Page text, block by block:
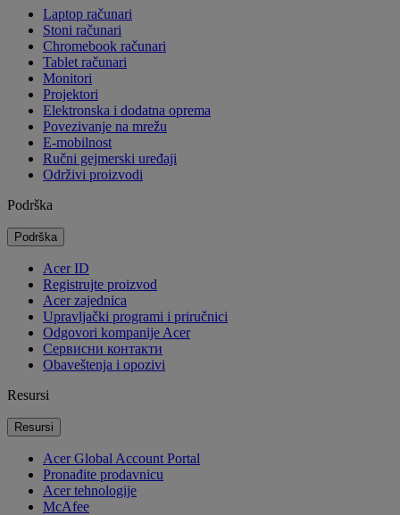
Laptop računari
Stoni računari
Chromebook računari
Tablet računari
Monitori
Projektori
Elektronska i dodatna oprema
Povezivanje na mrežu
E-mobilnost
Ručni gejmerski uređaji
Održivi proizvodi
Podrška
Podrška
Acer ID
Registrujte proizvod
Acer zajednica
Upravljački programi i priručnici
Odgovori kompanije Acer
Cервисни контакти
Obaveštenja i opozivi
Resursi
Resursi
Acer Global Account Portal
Pronađite prodavnicu
Acer tehnologije
McAfee